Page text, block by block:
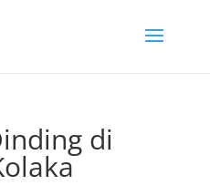
di